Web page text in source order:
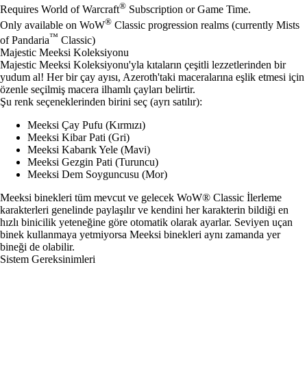
Mevcut eylemler
Requires World of Warcraft® Subscription or Game Time.
Only available on WoW® Classic progression realms (currently Mists
of Pandaria™ Classic)
Majestic Meeksi Koleksiyonu
Majestic Meeksi Koleksiyonu'yla kıtaların çeşitli lezzetlerinden bir
yudum al! Her bir çay ayısı, Azeroth'taki maceralarına eşlik etmesi için
özenle seçilmiş macera ilhamlı çayları belirtir.
Şu renk seçeneklerinden birini seç (ayrı satılır):
Meeksi Çay Pufu (Kırmızı)
Meeksi Kibar Pati (Gri)
Meeksi Kabarık Yele (Mavi)
Meeksi Gezgin Pati (Turuncu)
Meeksi Dem Soyguncusu (Mor)
Meeksi binekleri tüm mevcut ve gelecek WoW® Classic İlerleme
karakterleri genelinde paylaşılır ve kendini her karakterin bildiği en
hızlı binicilik yeteneğine göre otomatik olarak ayarlar. Seviyen uçan
binek kullanmaya yetmiyorsa Meeksi binekleri aynı zamanda yer
bineği de olabilir.
Sistem Gereksinimleri